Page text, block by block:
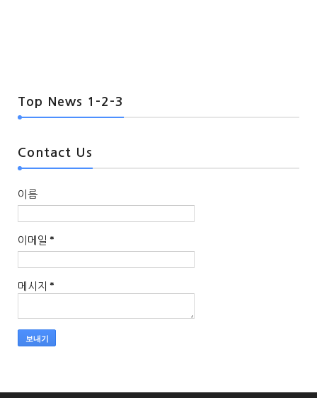
Top News 1-2-3
Contact Us
이름
이메일 *
메시지 *